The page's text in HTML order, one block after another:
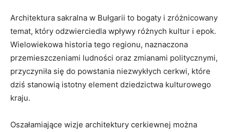
Architektura sakralna w Bułgarii to bogaty i zróżnicowany⁣
temat, który odzwierciedla wpływy różnych kultur i epok.
Wielowiekowa historia tego ‌regionu, naznaczona
przemieszczeniami ludności‌ oraz zmianami politycznymi,
‍przyczyniła się​ do powstania niezwykłych cerkwi,⁣ które​
dziś stanowią istotny element dziedzictwa kulturowego
kraju.
Oszałamiające wizje architektury cerkiewnej można